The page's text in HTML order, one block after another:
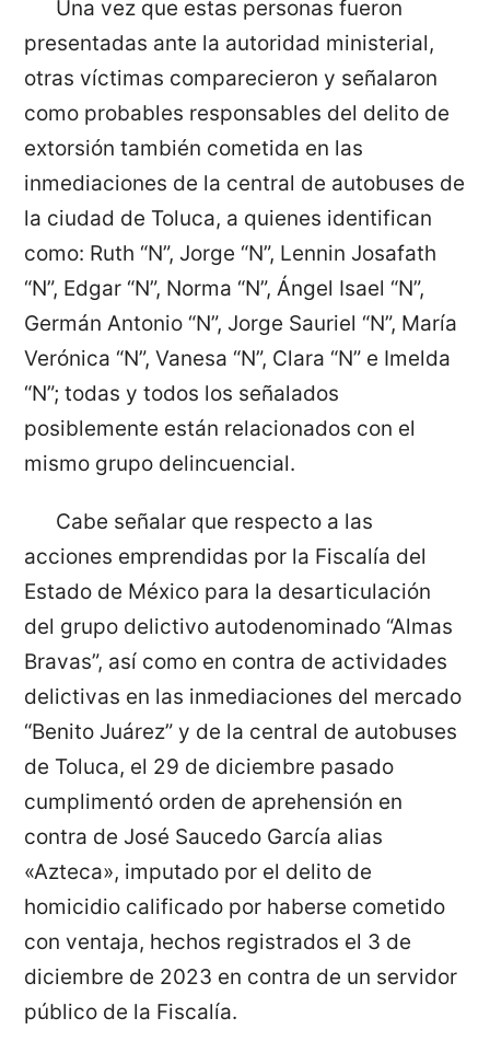
Una vez que estas personas fueron
presentadas ante la autoridad ministerial,
otras víctimas comparecieron y señalaron
como probables responsables del delito de
extorsión también cometida en las
inmediaciones de la central de autobuses de
la ciudad de Toluca, a quienes identifican
como: Ruth “N”, Jorge “N”, Lennin Josafath
“N”, Edgar “N”, Norma “N”, Ángel Isael “N”,
Germán Antonio “N”, Jorge Sauriel “N”, María
Verónica “N”, Vanesa “N”, Clara “N” e Imelda
“N”; todas y todos los señalados
posiblemente están relacionados con el
mismo grupo delincuencial.
Cabe señalar que respecto a las
acciones emprendidas por la Fiscalía del
Estado de México para la desarticulación
del grupo delictivo autodenominado “Almas
Bravas”, así como en contra de actividades
delictivas en las inmediaciones del mercado
“Benito Juárez” y de la central de autobuses
de Toluca, el 29 de diciembre pasado
cumplimentó orden de aprehensión en
contra de José Saucedo García alias
«Azteca», imputado por el delito de
homicidio calificado por haberse cometido
con ventaja, hechos registrados el 3 de
diciembre de 2023 en contra de un servidor
público de la Fiscalía.